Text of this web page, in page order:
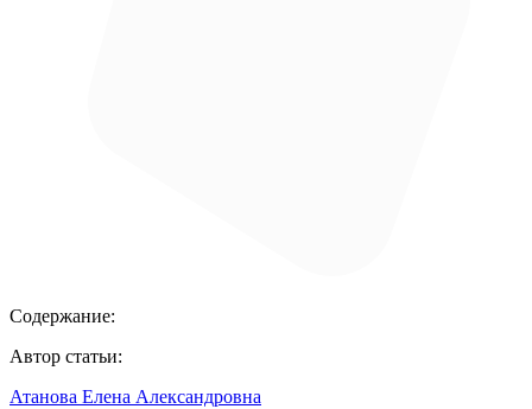
Содержание:
Автор статьи:
Атанова Елена Александровна